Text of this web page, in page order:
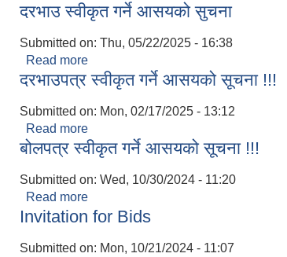
दरभाउ स्वीकृत गर्ने आसयको सुचना
Submitted on: Thu, 05/22/2025 - 16:38
Read more
दरभाउपत्र स्वीकृत गर्ने आसयको सूचना !!!
Submitted on: Mon, 02/17/2025 - 13:12
Read more
बोलपत्र स्वीकृत गर्ने आसयको सूचना !!!
Submitted on: Wed, 10/30/2024 - 11:20
Read more
Invitation for Bids
Submitted on: Mon, 10/21/2024 - 11:07